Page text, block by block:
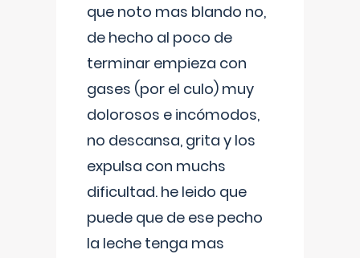
que noto mas blando no,
de hecho al poco de
terminar empieza con
gases (por el culo) muy
dolorosos e incómodos,
no descansa, grita y los
expulsa con muchs
dificultad. he leido que
puede que de ese pecho
la leche tenga mas